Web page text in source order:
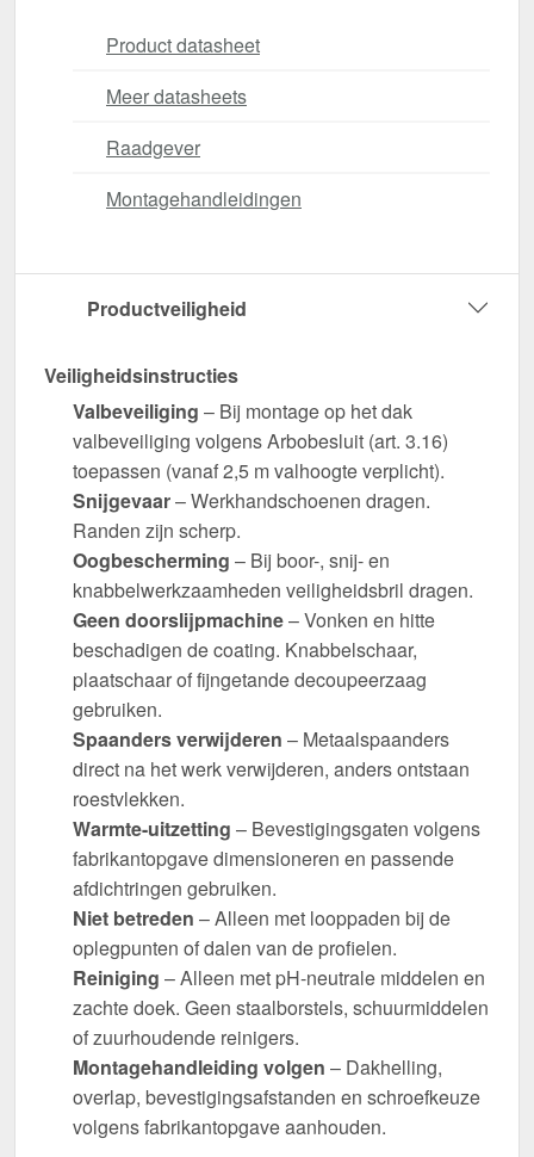
Product datasheet
Meer datasheets
Raadgever
Montagehandleidingen
Productveiligheid
Veiligheidsinstructies
Valbeveiliging – Bij montage op het dak
valbeveiliging volgens Arbobesluit (art. 3.16)
toepassen (vanaf 2,5 m valhoogte verplicht).
Snijgevaar– Werkhandschoenen dragen.
Randen zijn scherp.
Oogbescherming – Bij boor-, snij- en
knabbelwerkzaamheden veiligheidsbril dragen.
Geen doorslijpmachine– Vonken en hitte
beschadigen de coating. Knabbelschaar,
plaatschaar of fijngetande decoupeerzaag
gebruiken.
Spaanders verwijderen – Metaalspaanders
direct na het werk verwijderen, anders ontstaan
roestvlekken.
Warmte-uitzetting – Bevestigingsgaten volgens
fabrikantopgave dimensioneren en passende
afdichtringen gebruiken.
Niet betreden – Alleen met looppaden bij de
oplegpunten of dalen van de profielen.
Reiniging – Alleen met pH-neutrale middelen en
zachte doek. Geen staalborstels, schuurmiddelen
of zuurhoudende reinigers.
Montagehandleiding volgen – Dakhelling,
overlap, bevestigingsafstanden en schroefkeuze
volgens fabrikantopgave aanhouden.